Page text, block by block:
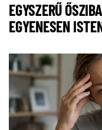
EGYSZERŰ
EGYENESEN